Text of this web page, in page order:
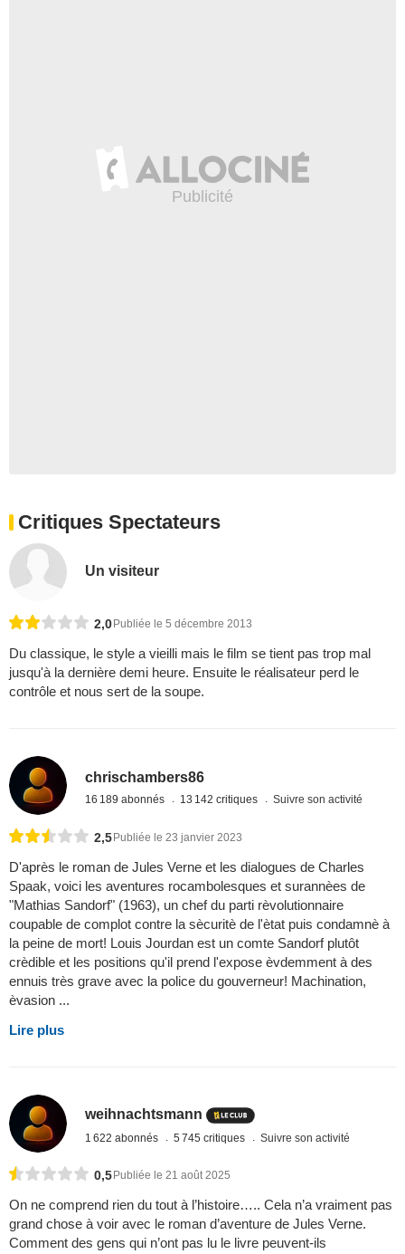
Critiques Spectateurs
Un visiteur
2,0 Publiée le 5 décembre 2013
Du classique, le style a vieilli mais le film se tient pas trop mal
jusqu'à la dernière demi heure. Ensuite le réalisateur perd le
contrôle et nous sert de la soupe.
chrischambers86
16 189 abonnés 13 142 critiques Suivre son activité
2,5Publiée le 23 janvier 2023
D'après le roman de Jules Verne et les dialogues de Charles
Spaak, voici les aventures rocambolesques et surannèes de
"Mathias Sandorf" (1963), un chef du parti rèvolutionnaire
coupable de complot contre la sècuritè de l'ètat puis condamnè à
la peine de mort! Louis Jourdan est un comte Sandorf plutôt
crèdible et les positions qu'il prend l'expose èvdemment à des
ennuis très grave avec la police du gouverneur! Machination,
èvasion ...
Lire plus
weihnachtsmann
1 622 abonnés 5 745 critiques Suivre son activité
0,5Publiée le 21 août 2025
On ne comprend rien du tout à l’histoire….. Cela n’a vraiment pas
grand chose à voir avec le roman d’aventure de Jules Verne.
Comment des gens qui n’ont pas lu le livre peuvent-ils